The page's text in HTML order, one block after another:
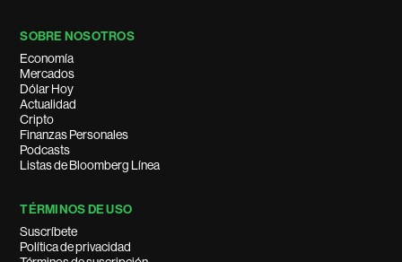
SOBRE NOSOTROS
Economía
Mercados
Dólar Hoy
Actualidad
Cripto
Finanzas Personales
Podcasts
Listas de Bloomberg Línea
TÉRMINOS DE USO
Suscríbete
Política de privacidad